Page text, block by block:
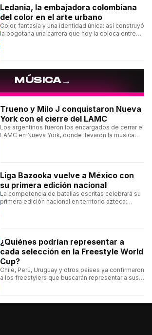
Ledania, la embajadora colombiana
del color en el arte urbano
Color, fantasía y una identidad única: así construyó
la bogotana una carrera que hoy la coloca entre
MÚSICA→
Trueno y Milo J conquistaron Nueva
York con el cierre del LAMC
Los argentinos fueron los encargados de cerrar el
LAMC en Nueva York, donde llevaron la música
Liga Bazooka vuelve a México con
su primera edición nacional
La competencia de batallas escritas celebrará su
primera edición nacional en territorio azteca:
¿Quiénes podrían representar a
cada selección en la Freestyle World
Cup?
Chile, Perú, Uruguay y otros países ya confirmaron
a los freestylers que buscarán representar a sus